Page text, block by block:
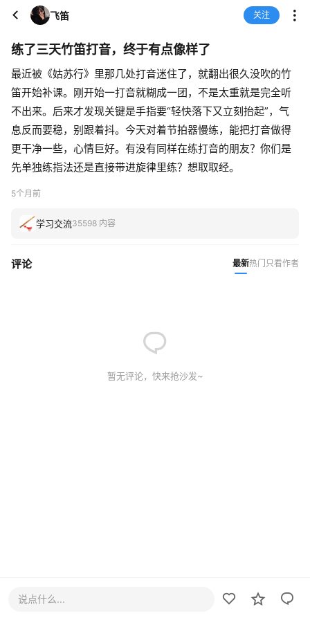
飞笛 关注
练了三天竹笛打音，终于有点像样了
最近被《姑苏行》里那几处打音迷住了，就翻出很久没吹的竹
笛开始补课。刚开始一打音就糊成一团，不是太重就是完全听
不出来。后来才发现关键是手指要“轻快落下又立刻抬起”，气
息反而要稳，别跟着抖。今天对着节拍器慢练，能把打音做得
更干净一些，心情巨好。有没有同样在练打音的朋友？你们是
先单独练指法还是直接带进旋律里练？想取取经。
5个月前
学习交流35598 内容
评论 最新热门 只看作者
暂无评论，快来抢沙发~
说点什么...